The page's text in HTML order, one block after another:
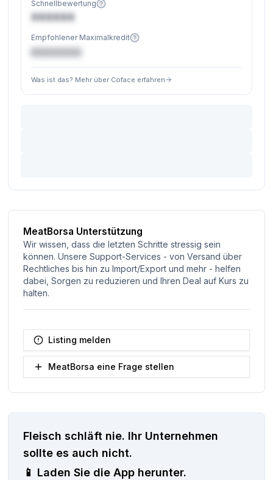
Schnellbewertung
XXXXXX
Empfohlener Maximalkredit
€XXXXXX
Was ist das? Mehr über Coface erfahren
MeatBorsa Unterstützung
Wir wissen, dass die letzten Schritte stressig sein
können. Unsere Support-Services - von Versand über
Rechtliches bis hin zu Import/Export und mehr - helfen
dabei, Sorgen zu reduzieren und Ihren Deal auf Kurs zu
halten.
Listing melden
MeatBorsa eine Frage stellen
Fleisch schläft nie. Ihr Unternehmen
sollte es auch nicht.
📱 Laden Sie die App herunter.